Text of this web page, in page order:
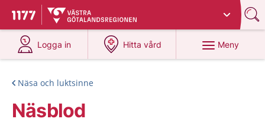
Till startsidan för 1177
Du har valt region
Logga in
på 1177.se
Hitta vård
på 1177.se
Meny
Näsa och luktsinne
Näsblod